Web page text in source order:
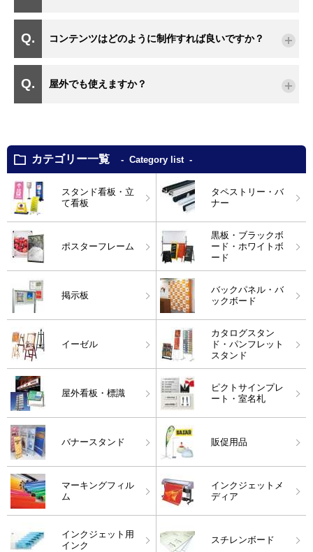
コンテンツはどのように制作すれば良いですか？
屋外でも使えますか？
カテゴリー一覧 Category list
スタンド看板・立
て看板
タペストリー・バ
ナー
ポスターフレーム
黒板・ブラックボ
ード・ホワイトボ
ード
掲示板
バックパネル・バ
ックボード
イーゼル
カタログスタン
ド・パンフレット
スタンド
屋外看板・標識
ピクトサインプレ
ート・室名札
バナースタンド 販促用品
マーキングフィル
ム
インクジェットメ
ディア
インクジェット用
インク
スチレンボード